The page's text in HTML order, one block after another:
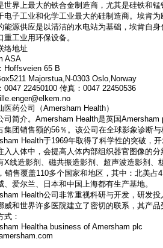
世界上最大的铁合金制造商，尤其是硅铁和
电子工业和化学工业最大的硅制造商。埃肯
能源供应是以清洁的水电站为基础，埃肯自
重工业用环保设备。
络地址
ASA
Hoffsveien 65 B
Majorstua,N-0303 Oslo,Norway
0047 22450100 传真：0047 22450536
医药公司（Amersham Health）
司简介。Amersham Health是英国
集团销售额的56％。该公司在全球影象诊断
Health于1969年取得了科学性的突破，
入人体中，会提高人体内部组织器官图像的
X线造影剂、磁共振造影剂、超声波造影剂
销售覆盖110多个国家和地区，其中：北美
、爱尔兰、日本和中国上海都有生产基地。
Health公司非常重视科研与开发，研发
威和世界许多医院建立了密切的联系，其产
式：
Healtha business of Amersham plc